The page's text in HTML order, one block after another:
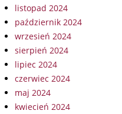
listopad 2024
październik 2024
wrzesień 2024
sierpień 2024
lipiec 2024
czerwiec 2024
maj 2024
kwiecień 2024